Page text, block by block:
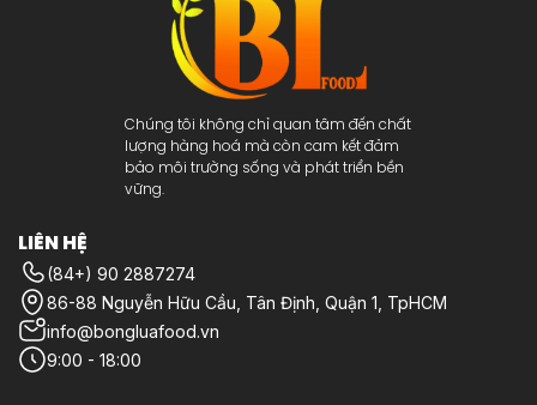
Chúng tôi không chỉ quan tâm đến chất
lượng hàng hoá mà còn cam kết đảm
bảo môi trường sống và phát triển bền
vững.
LIÊN HỆ
(84+) 90 2887274
86-88 Nguyễn Hữu Cầu, Tân Định, Quận 1, TpHCM
info@bongluafood.vn
9:00 - 18:00